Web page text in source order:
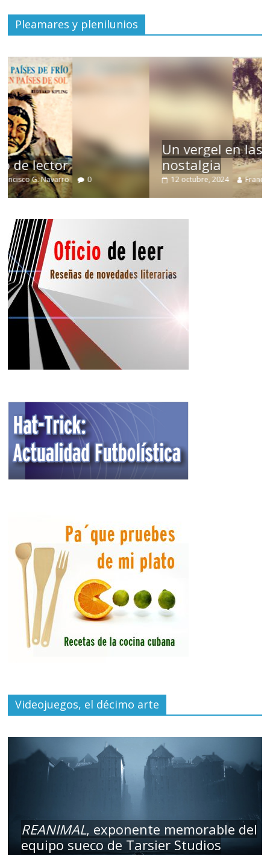
Pleamares y plenilunios
Un vergel en las nieblas de la
nostalgia
12 octubre, 2024 Francisco G. Navarro 0
Videojuegos, el décimo arte
REANIMAL, exponente memorable del
equipo sueco de Tarsier Studios